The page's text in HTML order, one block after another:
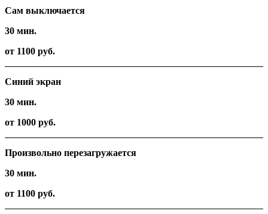
Сам выключается
30 мин.
от 1100 руб.
Синий экран
30 мин.
от 1000 руб.
Произвольно перезагружается
30 мин.
от 1100 руб.